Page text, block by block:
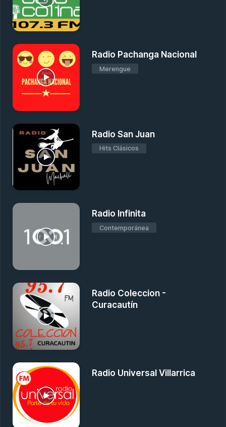
Radio Pachanga Nacional
Merengue
Radio San Juan
Hits Clásicos
Radio Infinita
Contemporánea
Radio Coleccion -
Curacautín
Radio Universal Villarrica